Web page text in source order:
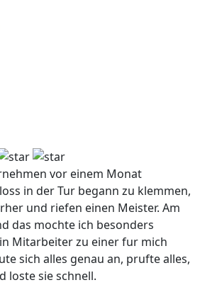
vor einem Monat
in der Tur begann zu klemmen,
und riefen einen Meister. Am
das mochte ich besonders
Mitarbeiter zu einer fur mich
sich alles genau an, prufte alles,
loste sie schnell.